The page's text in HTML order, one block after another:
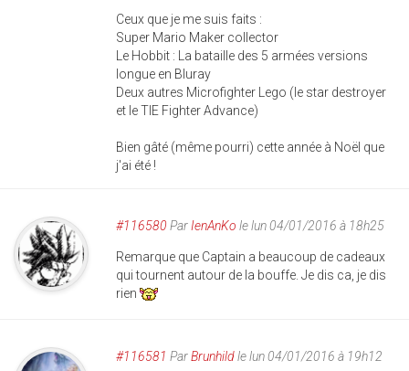
Ceux que je me suis faits :
Super Mario Maker collector
Le Hobbit : La bataille des 5 armées versions
longue en Bluray
Deux autres Microfighter Lego (le star destroyer
et le TIE Fighter Advance)
Bien gâté (même pourri) cette année à Noël que
j'ai été !
#116580 Par IenAnKo le lun 04/01/2016 à 18h25
Remarque que Captain a beaucoup de cadeaux
qui tournent autour de la bouffe. Je dis ca, je dis
rien
#116581 ParBrunhildle lun 04/01/2016 à 19h12